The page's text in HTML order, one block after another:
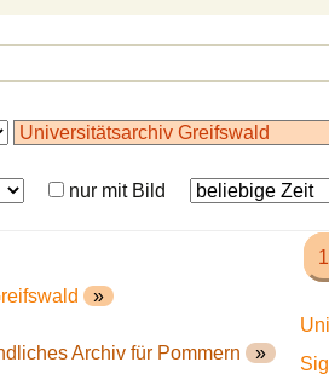
nur mit Bild
»
Archiv für Pommern »